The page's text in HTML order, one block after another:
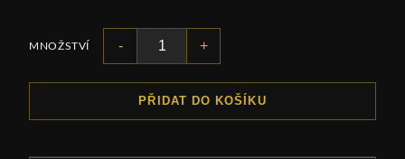
MNOŽSTVÍ - +
PŘIDAT DO KOŠÍKU